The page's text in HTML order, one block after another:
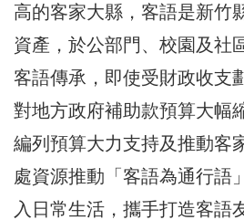
高的客家大縣，客語是新竹
資產，於公部門、校園及社
客語傳承，即使受財政收支
對地方政府補助款預算大幅
編列預算大力支持及推動客
處資源推動「客語為通行語
入日常生活，攜手打造客語